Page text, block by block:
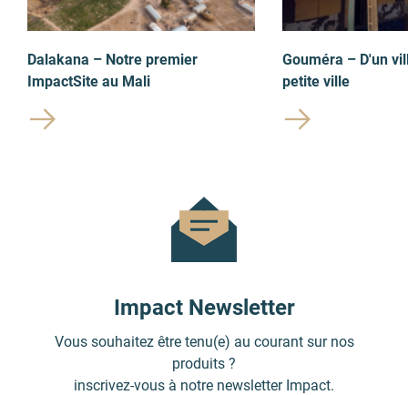
Dalakana – Notre premier
ImpactSite au Mali
Gouméra – D'un
petite ville
Impact Newsletter
Vous souhaitezêtre tenu(e) au courant sur nos
produits ?
inscrivez-vous à notre newsletter Impact.